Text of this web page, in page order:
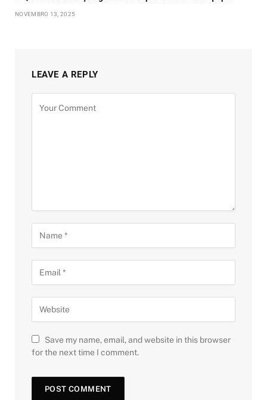
NOVEMBRO 13, 2025
LEAVE A REPLY
Save my name, email, and website in this browser
for the next time I comment.